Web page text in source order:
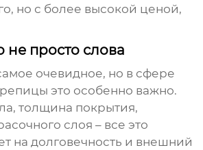
но с более высокой ценой,
не просто слова
очевидное, но в сфере
это особенно важно.
толщина покрытия,
слоя – все это
на долговечность и внешний